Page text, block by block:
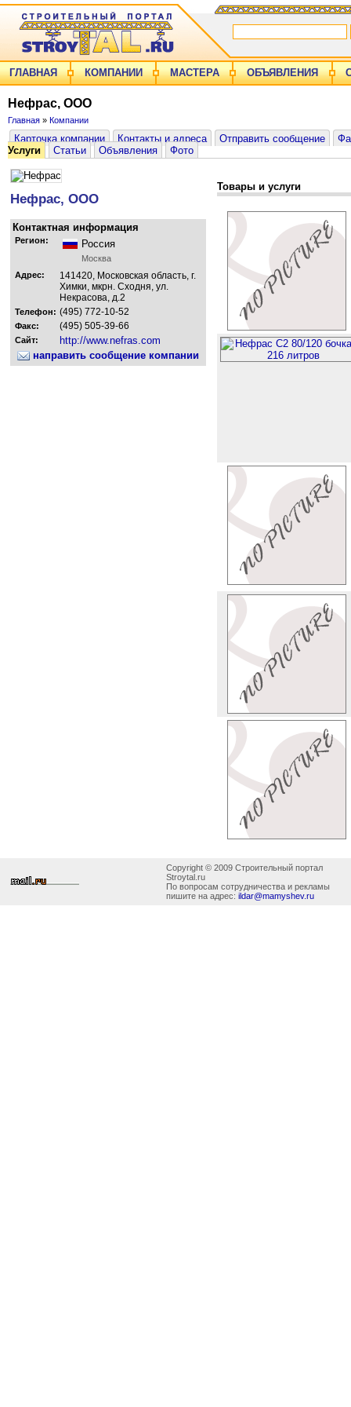
ГЛАВНАЯ КОМПАНИИ МАСТЕРА ОБЪЯВЛЕНИЯ
Нефрас, ООО
Главная » Компании
Карточка компании Контакты и адреса Отправить сообщение
Услуги
Статьи Объявления Фото
Нефрас, ООО
Контактная информация
Регион: Россия
Москва
Адрес:
141420, Московская область, г.
Химки, мкрн. Сходня, ул.
Некрасова, д.2
Телефон: (495) 772-10-52
Факс: (495) 505-39-66
Сайт:
http://www.nefras.com
направить сообщение компании
Товары и услуги
Copyright © 2009 Строительный портал
Stroytal.ru
По вопросам сотрудничества и рекламы
пишите на адрес: ildar@mamyshev.ru